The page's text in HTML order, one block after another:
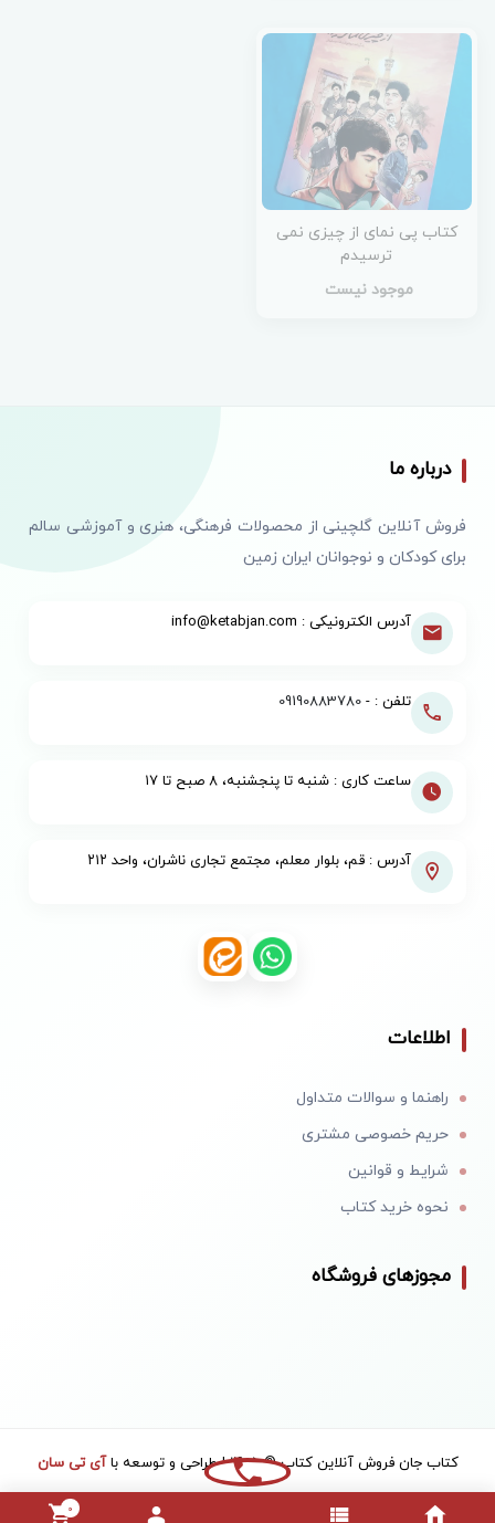
کتاب پی نمای از چیزی نمی
ترسیدم
موجود نیست
درباره ما
فروش آنلاین گلچینی از محصولات فرهنگی، هنری و آموزشی سالم
برای کودکان و نوجوانان ایران زمین
آدرس الکترونیکی : info@ketabjan.com
تلفن : -09190883780
ساعت کاری : شنبه تا پنجشنبه، ۸ صبح تا ۱۷
آدرس : قم، بلوار معلم، مجتمع تجاری ناشران، واحد ۲۱۲
اطلاعات
راهنما و سوالات متداول
حریم خصوصی مشتری
شرایط و قوانین
نحوه خرید کتاب
مجوزهای فروشگاه
کتاب جان فروش آنلاین کتاب © 1405 | طراحی و توسعه با آی تی سان
0